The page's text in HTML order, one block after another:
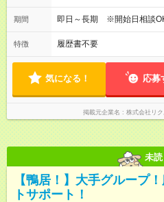
期間 即日～長期 ※開始日相談
特徴 履歴書不要
気になる！ 応募
掲載元企業名 株式会社リ
未読
【鴨居！】大手グループ
トサポート！